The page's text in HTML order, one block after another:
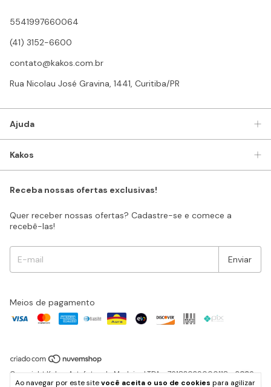
Ao navegar por este sitevocê aceita o uso de cookies para agilizar
5541997660064
(41) 3152-6600
contato@kakos.com.br
Rua Nicolau José Gravina, 1441, Curitiba/PR
Ajuda
Kakos
Receba nossas ofertas exclusivas!
Quer receber nossas ofertas? Cadastre-se e comece a
recebê-las!
Meios de pagamento
Copyright Kakos Artefatos de Madeira LTDA - 76183029000118 - 2026.
Todos os direitos reservados.